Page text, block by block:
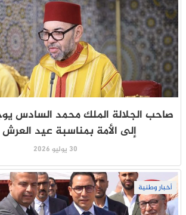
صاحب الجلالة الملك محمد السادس
إلى الأمة بمناسبة عيد العرش
30 يوليو 2026
أخبار وطنية